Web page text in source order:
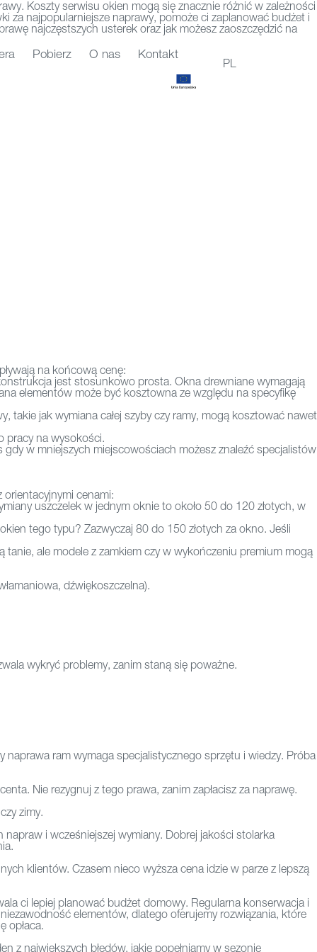
Pobierz O nas Kontakt
PL
Koszty serwisu okien mogą się znacznie różnić w zależności
za najpopularniejsze naprawy, pomoże ci zaplanować budżet i
najczęstszych usterek oraz jak możesz zaoszczędzić na
na końcową cenę:
jest stosunkowo prosta. Okna drewniane wymagają
elementów może być kosztowna ze względu na specyfikę
takie jak wymiana całej szyby czy ramy, mogą kosztować nawet
pracy na wysokości.
w mniejszych miejscowościach możesz znaleźć specjalistów
orientacyjnymi cenami:
uszczelek w jednym oknie to około 50 do 120 złotych, w
tego typu? Zazwyczaj 80 do 150 złotych za okno. Jeśli
ale modele z zamkiem czy w wykończeniu premium mogą
dźwiękoszczelna).
wykryć problemy, zanim staną się poważne.
ram wymaga specjalistycznego sprzętu i wiedzy. Próba
Nie rezygnuj z tego prawa, zanim zapłacisz za naprawę.
zimy.
i wcześniejszej wymiany. Dobrej jakości stolarka
klientów. Czasem nieco wyższa cena idzie w parze z lepszą
ci lepiej planować budżet domowy. Regularna konserwacja i
elementów, dlatego oferujemy rozwiązania, które
opłaca.
z największych błędów, jakie popełniamy w sezonie